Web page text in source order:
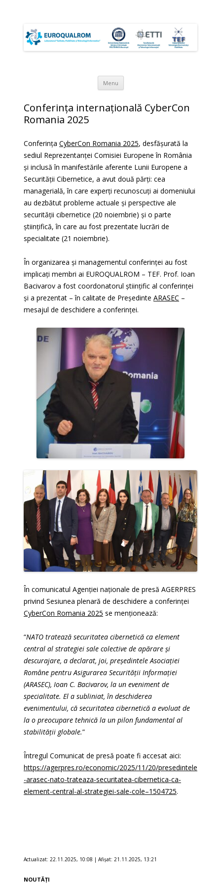
Menu
Skip to content
Conferința internațională CyberCon
Romania 2025
Conferința CyberCon Romania 2025, desfășurată la
sediul Reprezentanței Comisiei Europene în România
și inclusă în manifestările aferente Lunii Europene a
Securității Cibernetice, a avut două părți: cea
managerială, în care experți recunoscuți ai domeniului
au dezbătut probleme actuale și perspective ale
securității cibernetice (20 noiembrie) și o parte
științifică, în care au fost prezentate lucrări de
specialitate (21 noiembrie).
În organizarea și managementul conferinței au fost
implicați membri ai EUROQUALROM – TEF. Prof. Ioan
Bacivarov a fost coordonatorul științific al conferinței
și a prezentat – în calitate de Președinte ARASEC –
mesajul de deschidere a conferinței.
În comunicatul Agenției naționale de presă AGERPRES
privind Sesiunea plenară de deschidere a conferinței
CyberCon Romania 2025 se menționează:
“NATO tratează securitatea cibernetică ca element
central al strategiei sale colective de apărare și
descurajare, a declarat, joi, președintele Asociației
Române pentru Asigurarea Securității Informației
(ARASEC), Ioan C. Bacivarov, la un eveniment de
specialitate. El a subliniat, în deschiderea
evenimentului, că securitatea cibernetică a evoluat de
la o preocupare tehnică la un pilon fundamental al
stabilității globale.”
Întregul Comunicat de presă poate fi accesat aici:
https://agerpres.ro/economic/2025/11/20/presedintele
-arasec-nato-trateaza-securitatea-cibernetica-ca-
element-central-al-strategiei-sale-cole–1504725.
Actualizat: 22.11.2025, 10:08 | Afișat: 21.11.2025, 13:21
NOUTĂȚI